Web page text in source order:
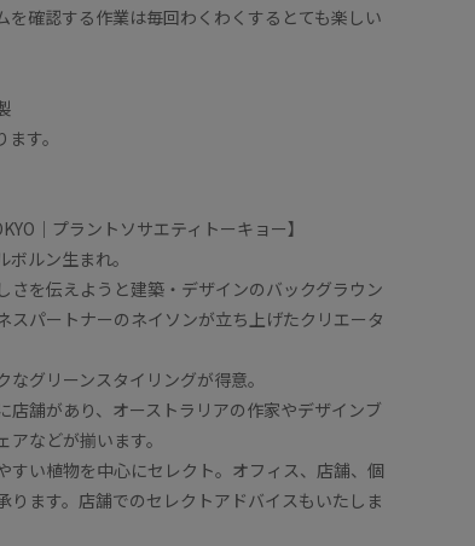
を確認する作業は毎回わくわくするとても楽しい
す。
｜プラントソサエティトーキョー】
ルン生まれ。
さを伝えようと建築・デザインのバックグラウン
スパートナーのネイソンが立ち上げたクリエータ
グリーンスタイリングが得意。
店舗があり、オーストラリアの作家やデザインブ
などが揃います。
すい植物を中心にセレクト。オフィス、店舗、個
ります。店舗でのセレクトアドバイスもいたしま